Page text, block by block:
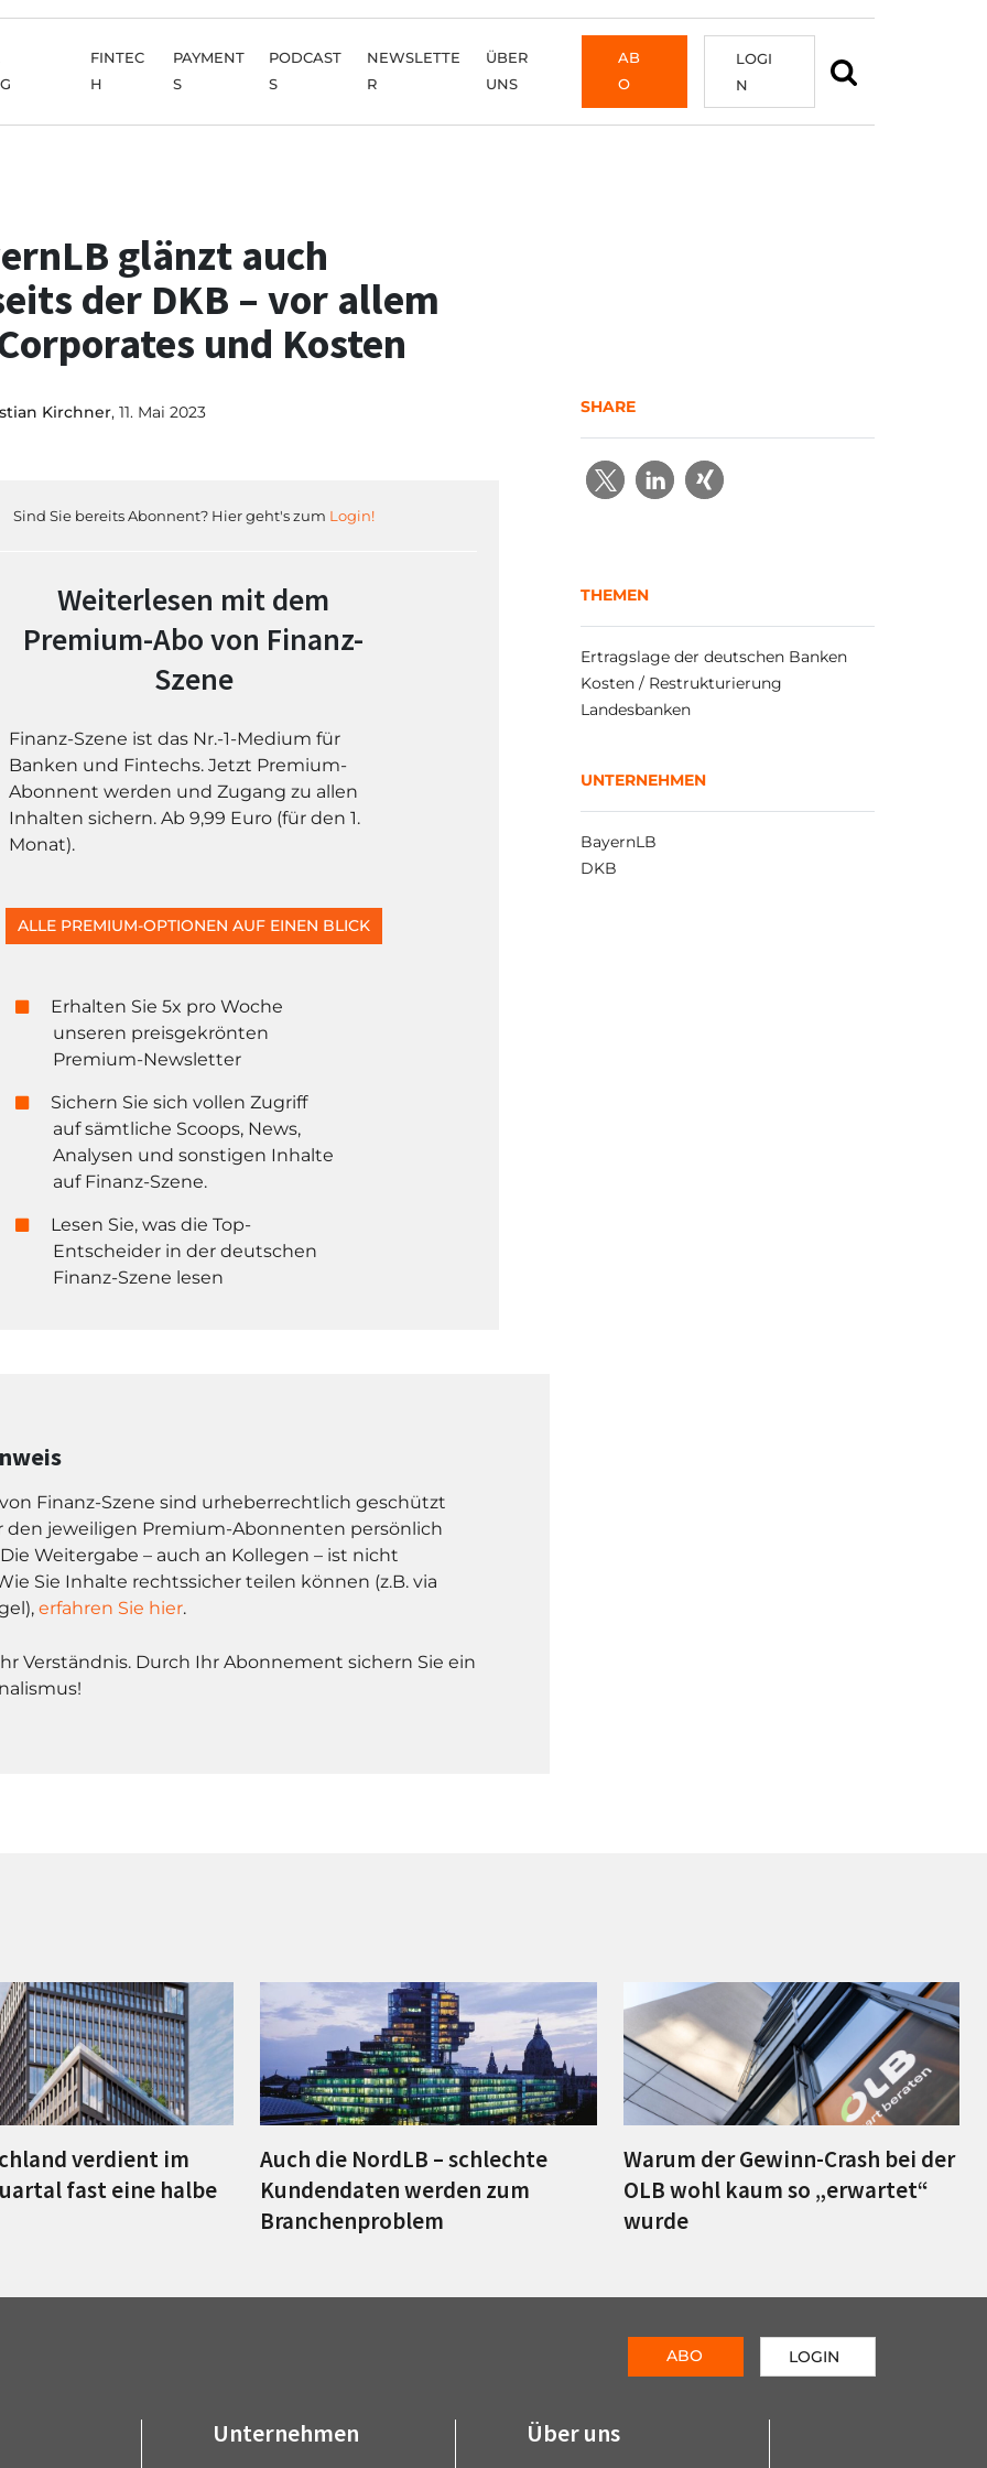
FINTEC
H
PAYMENT
S
PODCAST
S
NEWSLETTE
R
ÜBER
UNS
AB
O
LOGI
N
glänzt auch
der DKB – vor allem
und Kosten
Kirchner, 11. Mai 2023
Sind Sie bereits Abonnent? Hier geht's zum Login!
Weiterlesen mit dem
Premium-Abo von Finanz-
Szene
Finanz-Szene ist das Nr.-1-Medium für
Banken und Fintechs. Jetzt Premium-
Abonnent werden und Zugang zu allen
Inhalten sichern. Ab 9,99 Euro (für den 1.
Monat).
ALLE PREMIUM-OPTIONEN AUF EINEN BLICK
Erhalten Sie 5x pro Woche
unseren preisgekrönten
Premium-Newsletter
Sichern Sie sich vollen Zugriff
auf sämtliche Scoops, News,
Analysen und sonstigen Inhalte
auf Finanz-Szene.
Lesen Sie, was die Top-
Entscheider in der deutschen
Finanz-Szene lesen
Finanz-Szene sind urheberrechtlich geschützt
den jeweiligen Premium-Abonnenten persönlich
Weitergabe – auch an Kollegen – ist nicht
Sie Inhalte rechtssicher teilen können (z.B. via
erfahren Sie hier.
Verständnis. Durch Ihr Abonnement sichern Sie ein
SHARE
THEMEN
Ertragslage der deutschen Banken
Kosten / Restrukturierung
Landesbanken
UNTERNEHMEN
BayernLB
DKB
verdient im
fast eine halbe
Auch die NordLB – schlechte
Kundendaten werden zum
Branchenproblem
Warum der Gewinn-Crash bei der
OLB wohl kaum so „erwartet“
wurde
Unternehmen Über uns
ABO LOGIN